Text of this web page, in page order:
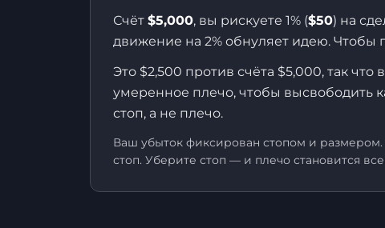
Счёт $5,000, вы рискуете 1% ($50) на
движение на 2% обнуляет идею. Чтобы
Это $2,500 против счёта $5,000, так
умеренное плечо, чтобы высвободить
стоп, а не плечо.
Ваш убыток фиксирован стопом и
стоп. Уберите стоп — и плечо становится